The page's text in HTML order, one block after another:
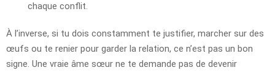
chaque conflit.
À l’inverse, si tu dois constamment te justifier, marcher sur des
œufs ou te renier pour garder la relation, ce n’est pas un bon
signe. Une vraie âme sœur ne te demande pas de devenir